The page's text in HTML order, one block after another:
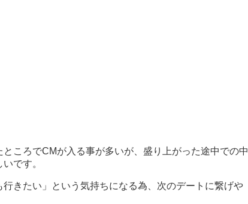
ころでCMが入る事が多いが、盛り上がった途中での中
です。
きたい」という気持ちになる為、次のデートに繋げや